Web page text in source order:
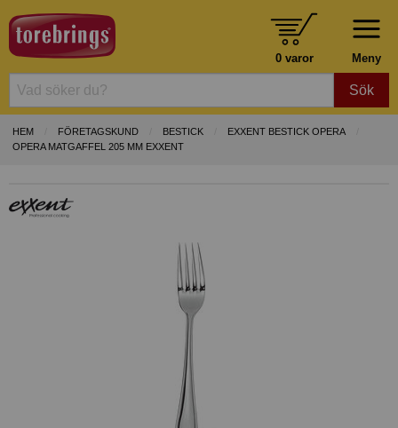
Meny
0 varor
Sök
HEM FÖRETAGSKUND BESTICK
EXXENT BESTICK OPERA
OPERA MATGAFFEL 205 MM EXXENT